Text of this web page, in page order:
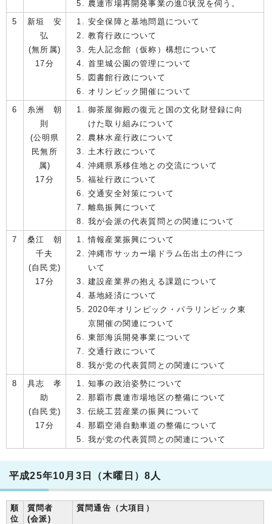
農連市場再開発事業の進状況を伺う。
5
新垣 安
弘
(無所属)
17分
安全保障と基地問題について
教育行政について
先人記念館（仮称）構想について
首里城公園の管理について
図書館行政について
オリンピック開催について
6
糸洲 朝
則
(公明県
民無所
属)
17分
御茶屋御殿の復元と国の文化財登録に向
けた取り組みについて
農林水産行政について
土木行政について
沖縄県系移住地との交流について
福祉行政について
交通安全対策について
離島振興について
我が会派の代表質問との関連について
7
桑江 朝
千夫
(自民党)
17分
情報産業振興について
沖縄市サッカー場ドラム缶出土の件につ
いて
建設産業界の抱える課題について
基地経済について
2020年オリンピック・パラリンピック東
京開催の関連について
東部海浜開発事業について
交通行政について
我が党の代表質問との関連について
8
具志 孝
助
(自民党)
17分
知事の政治姿勢について
那覇市農連市場地区の整備について
伝統工芸産業の振興について
那覇空港自動車道の整備について
我が党の代表質問との関連について
平成25年10月3日（木曜日）8人
順
位
質問者
(会派)
質問通告（大項目）